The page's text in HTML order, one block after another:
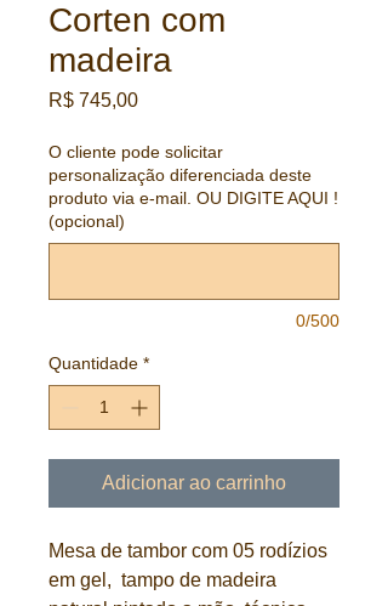
Corten com
madeira
R$ 745,00Preço
O cliente pode solicitar
personalização diferenciada deste
produto via e-mail. OU DIGITE AQUI !
(opcional)
0/500
Quantidade *
Adicionar ao carrinho
Mesa de tambor com 05 rodízios
em gel, tampo de madeira